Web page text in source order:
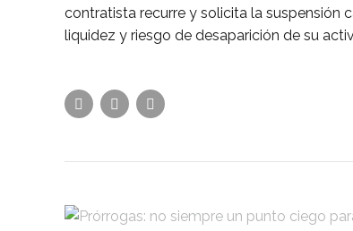
contratista recurre y solicita la suspensión
liquidez y riesgo de desaparición de su